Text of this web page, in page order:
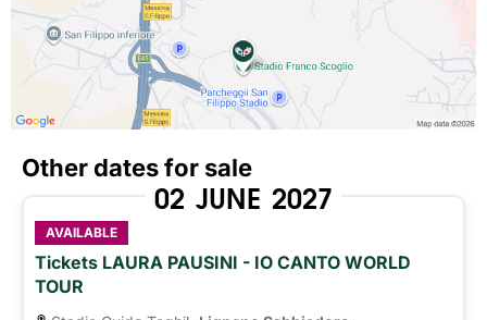
Other dates for sale
02 JUNE 2027
AVAILABLE
Tickets LAURA PAUSINI - IO CANTO WORLD
TOUR